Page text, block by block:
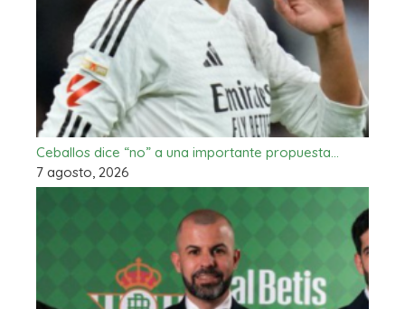
Ceballos dice “no” a una importante propuesta…
7 agosto, 2026